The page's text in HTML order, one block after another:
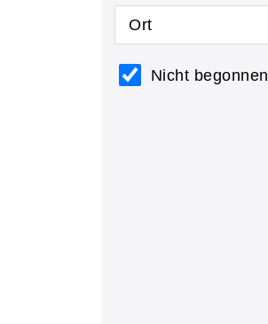
Ort
Nicht begonnen